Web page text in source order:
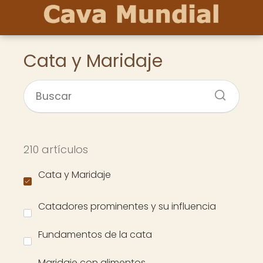
Cata y Maridaje
210 artículos
Cata y Maridaje
Catadores prominentes y su influencia
Fundamentos de la cata